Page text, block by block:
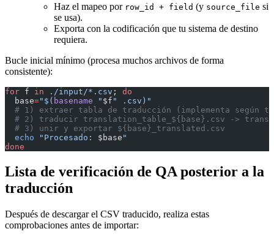
Haz el mapeo por row_id + field (y source_file si
se usa).
Exporta con la codificación que tu sistema de destino
requiera.
Bucle inicial mínimo (procesa muchos archivos de forma
consistente):
for f in ./input/*.csv ; do
  base
="$( basename " $f " .csv)"
# 1) extraer tabla de traducción (implementa según
# 2) traducir translation_table_${base}.csv ->
  # 3) unir y exportar ${base}_translated.csv
  echo
"Procesado: $base "
done
Lista de verificación de QA posterior a la
traducción
Después de descargar el CSV traducido, realiza estas
comprobaciones antes de importar: